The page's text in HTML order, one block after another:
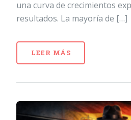
una curva de crecimientos
resultados. La mayoría de […]
LEER MÁS